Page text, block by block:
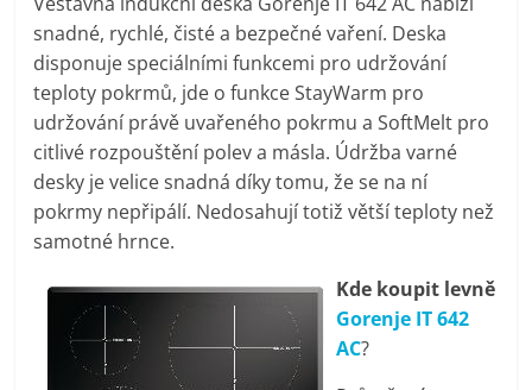
pračky,
televize,
notebooky,
mobilní
telefony,
snadné, rychlé, čisté a bezpečné vaření. Deska
disponuje speciálními funkcemi pro udržování
teploty pokrmů, jde o funkce StayWarm pro
udržování právě uvařeného pokrmu a SoftMelt pro
citlivé rozpouštění polev a másla. Údržba varné
desky je velice snadná díky tomu, že se na ní
pokrmy nepřipálí. Nedosahují totiž větší teploty než
samotné hrnce.
Kde koupit levně
Gorenje IT 642
AC?